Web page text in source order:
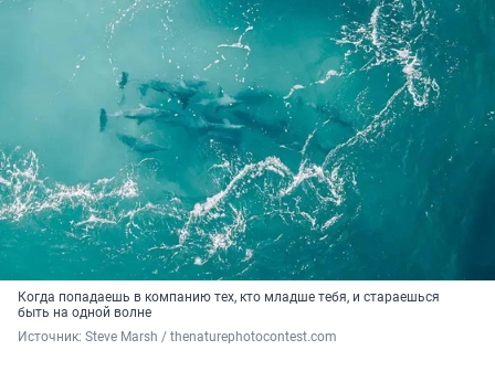
Когда попадаешь в компанию тех, кто младше тебя, и стараешься
быть на одной волне
Источник: Steve Marsh / thenaturephotocontest.com